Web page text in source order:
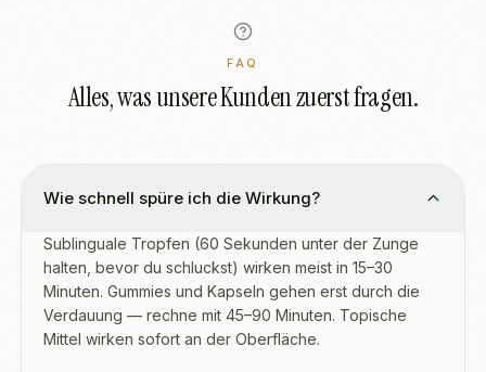
FAQ
Alles, was unsere Kunden zuerst fragen.
Wie schnell spüre ich die Wirkung?
Sublinguale Tropfen (60 Sekunden unter der Zunge
halten, bevor du schluckst) wirken meist in 15–30
Minuten. Gummies und Kapseln gehen erst durch die
Verdauung — rechne mit 45–90 Minuten. Topische
Mittel wirken sofort an der Oberfläche.